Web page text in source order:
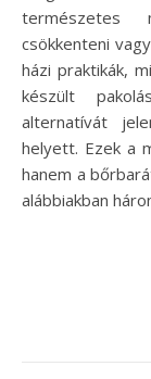
természetes
csökkenteni
házi praktikák,
készült
alternatívát
helyett. Ezek a
hanem a
alábbiakban